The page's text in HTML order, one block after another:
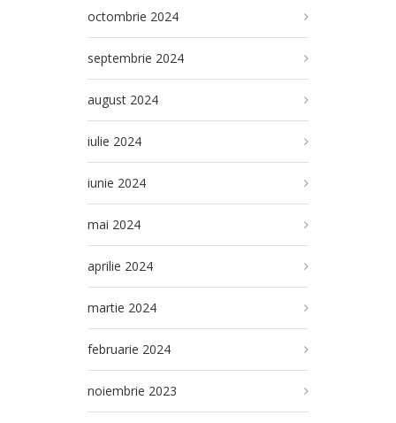
octombrie 2024
septembrie 2024
august 2024
iulie 2024
iunie 2024
mai 2024
aprilie 2024
martie 2024
februarie 2024
noiembrie 2023